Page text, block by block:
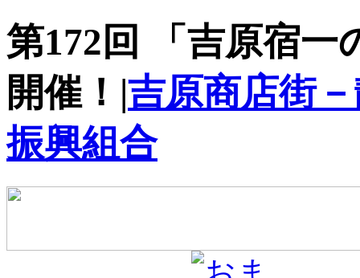
第172回 「吉原宿一
開催！|吉原商店街
振興組合